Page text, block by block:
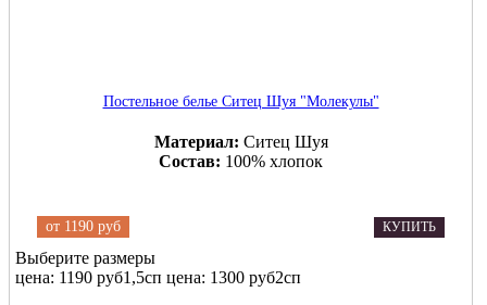
Постельное белье Ситец Шуя "Молекулы"
Материал: Ситец Шуя
Состав: 100% хлопок
от 1190 руб КУПИТЬ
Выберите размеры
цена: 1190 руб1,5сп цена: 1300 руб2сп